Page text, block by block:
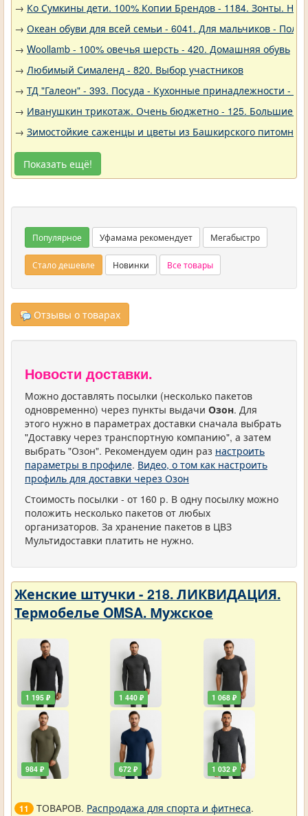
→ Ко Сумкины дети. 100% Копии Брендов - 1184. Зонты.
→ Океан обуви для всей семьи - 6041. Для мальчиков -
→ Woollamb - 100% овечья шерсть - 420. Домашняя обувь
→ Любимый Сималенд - 820. Выбор участников
→ ТД "Галеон" - 393. Посуда - Кухонные принадлежности -
→ Иванушкин трикотаж. Очень бюджетно - 125. Большие
→ Зимостойкие саженцы и цветы из Башкирского
Показать ещё!
Популярное Уфамама рекомендует Мегабыстро
Стало дешевле Новинки Все товары
Отзывы о товарах
Новости доставки.
Можно доставлять посылки (несколько пакетов
одновременно) через пункты выдачи Озон. Для
этого нужно в параметрах доставки сначала выбрать
"Доставку через транспортную компанию", а затем
выбрать "Озон". Рекомендуем один раз настроить
параметры в профиле. Видео, о том как настроить
профиль для доставки через Озон
Стоимость посылки - от 160 р. В одну посылку можно
положить несколько пакетов от любых
организаторов. За хранение пакетов в ЦВЗ
Мультидоставки платить не нужно.
Женские штучки - 218. ЛИКВИДАЦИЯ.
Термобелье OMSA. Мужское
1 195 ₽
984 ₽
1 440 ₽
672 ₽
1 068 ₽
1 032 ₽
11 ТОВАРОВ. Распродажа для спорта и фитнеса.